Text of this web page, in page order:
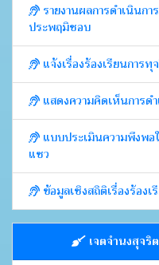
รายงานผลการดำเนินก
ประพฤมิชอบ
แจ้งเรื่องร้องเรียนการทุ
แสดงความคิดเห็นการด
แบบประเมินความพึงพอ
แซว
ข้อมูลเชิงสถิติเรื่องร้อง
เจตจำนงสุจริ